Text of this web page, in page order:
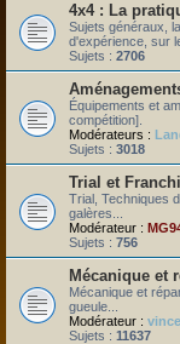
4x4 : La
Sujets généraux,
d'expérience, sur
Sujets : 2706
Équipements et
compétition].
Modérateurs :
Sujets : 3018
Trial et
Trial, Techniques
galères...
Modérateur :
Sujets : 756
Mécanique et
Mécanique et
gueule...
Modérateur :
Sujets : 11637